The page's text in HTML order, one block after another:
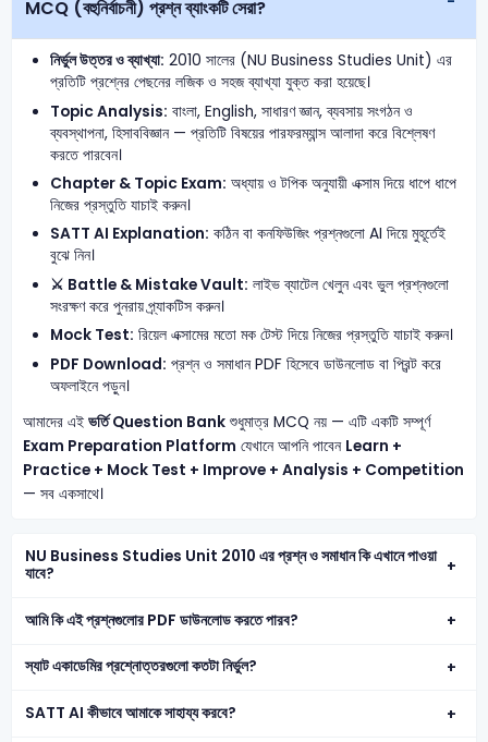
MCQ (বহুনির্বাচনী) প্রশ্ন ব্যাংকটি সেরা?
নির্ভুল উত্তর ও ব্যাখ্যা: 2010 সালের (NU Business Studies Unit) এর
প্রতিটি প্রশ্নের পেছনের লজিক ও সহজ ব্যাখ্যা যুক্ত করা হয়েছে।
Topic Analysis: বাংলা, English, সাধারণ জ্ঞান, ব্যবসায় সংগঠন ও
ব্যবস্থাপনা, হিসাববিজ্ঞান — প্রতিটি বিষয়ের পারফরম্যান্স আলাদা করে বিশ্লেষণ
করতে পারবেন।
Chapter & Topic Exam: অধ্যায় ও টপিক অনুযায়ী এক্সাম দিয়ে ধাপে ধাপে
নিজের প্রস্তুতি যাচাই করুন।
SATT AI Explanation: কঠিন বা কনফিউজিং প্রশ্নগুলো AI দিয়ে মুহূর্তেই
বুঝে নিন।
⚔️ Battle & Mistake Vault: লাইভ ব্যাটেল খেলুন এবং ভুল প্রশ্নগুলো
সংরক্ষণ করে পুনরায় প্র্যাকটিস করুন।
Mock Test: রিয়েল এক্সামের মতো মক টেস্ট দিয়ে নিজের প্রস্তুতি যাচাই করুন।
PDF Download: প্রশ্ন ও সমাধান PDF হিসেবে ডাউনলোড বা প্রিন্ট করে
অফলাইনে পড়ুন।
আমাদের এই ভর্তি Question Bankশুধুমাত্র MCQ নয় — এটি একটি সম্পূর্ণ
Exam Preparation Platform যেখানে আপনি পাবেন Learn +
Practice + Mock Test + Improve + Analysis + Competition
— সব একসাথে।
NU Business Studies Unit 2010 এর প্রশ্ন ও সমাধান কি এখানে পাওয়া
যাবে?
আমি কি এই প্রশ্নগুলোর PDF ডাউনলোড করতে পারব?
স্যাট একাডেমির প্রশ্নোত্তরগুলো কতটা নির্ভুল?
SATT AI কীভাবে আমাকে সাহায্য করবে?